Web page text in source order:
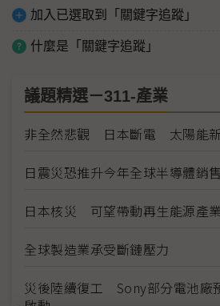
加入已選取到「關鍵字追蹤」
什麼是「關鍵字追蹤」
議題精選－311-產業
非全然悲觀 日本斷電 太陽能
日震災恐推升今年全球半導體銷
日本核災 可望帶動再生能源產
全球製造業承受斷鏈壓力
災後陸續復工 Sony部分電池廠